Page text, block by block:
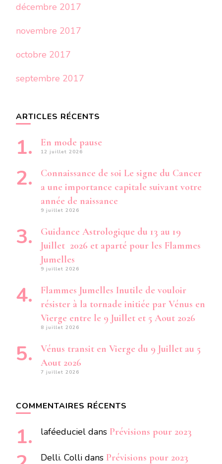
décembre 2017
novembre 2017
octobre 2017
septembre 2017
ARTICLES RÉCENTS
En mode pause
12 juillet 2026
Connaissance de soi Le signe du Cancer
a une importance capitale suivant votre
année de naissance
9 juillet 2026
Guidance Astrologique du 13 au 19
Juillet 2026 et aparté pour les Flammes
Jumelles
9 juillet 2026
Flammes Jumelles Inutile de vouloir
résister à la tornade initiée par Vénus en
Vierge entre le 9 Juillet et 5 Aout 2026
8 juillet 2026
Vénus transit en Vierge du 9 Juillet au 5
Aout 2026
7 juillet 2026
COMMENTAIRES RÉCENTS
laféeduciel dans Prévisions pour 2023
Delli. Colli dans Prévisions pour 2023